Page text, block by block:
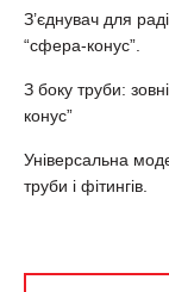
З’єднувач для
“сфера-конус”.
З боку труби:
конус”
Універсальна
труби і фітингів.